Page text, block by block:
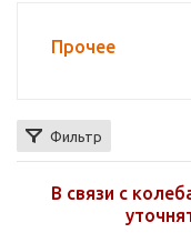
Прочее
Фильтр
В связи с